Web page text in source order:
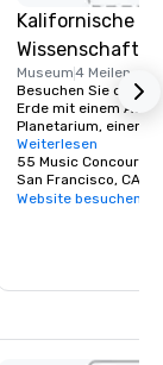
Kalifornische
Wissenschaften
Museum4 Meilen
Besuchen Sie den
Erde mit einem
Planetarium, einem
einem
einem lebenden
Weiterlesen
55 Music Concourse
San Francisco, CA
Website besuchen